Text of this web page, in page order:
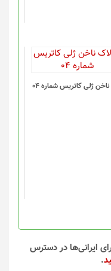
ژلی کاتریس شماره 04
ایرانی‌ها در دسترس
.